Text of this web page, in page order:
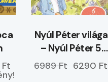
Nyúl Péter világa
– Nyúl Péter 5
perces mesék –
6989 Ft 6290 Ft